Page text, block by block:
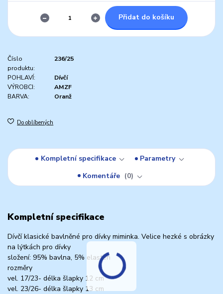
Přidat do košíku
Číslo
produktu:
236/25
POHLAVÍ:
Dívčí
VÝROBCI:
AMZF
BARVA:
Oranž
Do oblíbených
Kompletní specifikace
Parametry
Komentáře
0
Kompletní specifikace
Dívčí klasické bavlněné pro dívky miminka. Velice hezké s obrázky
na lýtkách pro dívky
složení: 95% bavlna, 5% elasten
rozměry
vel. 17/23- délka šlapky 12 cm
vel. 23/26- délka šlapky 13 cm